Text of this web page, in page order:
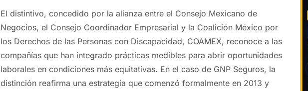
El distintivo, concedido por la alianza entre el Consejo Mexicano de
Negocios, el Consejo Coordinador Empresarial y la Coalición México por
los Derechos de las Personas con Discapacidad, COAMEX, reconoce a las
compañías que han integrado prácticas medibles para abrir oportunidades
laborales en condiciones más equitativas. En el caso de GNP Seguros, la
distinción reafirma una estrategia que comenzó formalmente en 2013 y